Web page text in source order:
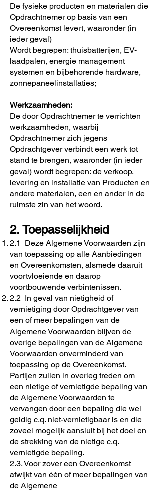
De fysieke producten en materialen die
Opdrachtnemer op basis van een
Overeenkomst levert, waaronder (in
ieder geval)
Wordt begrepen: thuisbatterijen, EV-
laadpalen, energie management
systemen en bijbehorende hardware,
zonnepaneelinstallaties;
Werkzaamheden:
De door Opdrachtnemer te verrichten
werkzaamheden, waarbij
Opdrachtnemer zich jegens
Opdrachtgever verbindt een werk tot
stand te brengen, waaronder (in ieder
geval) wordt begrepen: de verkoop,
levering en installatie van Producten en
andere materialen, een en ander in de
ruimste zin van het woord.
2. Toepasselijkheid
2.1 Deze Algemene Voorwaarden zijn
van toepassing op alle Aanbiedingen
en Overeenkomsten, alsmede daaruit
voortvloeiende en daarop
voortbouwende verbintenissen.
2.2 In geval van nietigheid of
vernietiging door Opdrachtgever van
een of meer bepalingen van de
Algemene Voorwaarden blijven de
overige bepalingen van de Algemene
Voorwaarden onverminderd van
toepassing op de Overeenkomst.
Partijen zullen in overleg treden om
een nietige of vernietigde bepaling van
de Algemene Voorwaarden te
vervangen door een bepaling die wel
geldig c.q. niet-vernietigbaar is en die
zoveel mogelijk aansluit bij het doel en
de strekking van de nietige c.q.
vernietigde bepaling.
2.3. Voor zover een Overeenkomst
afwijkt van één of meer bepalingen van
de Algemene